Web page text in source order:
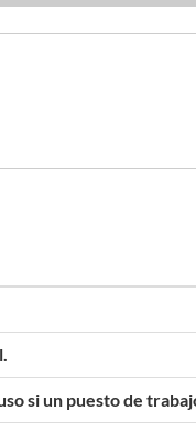
si un puesto de